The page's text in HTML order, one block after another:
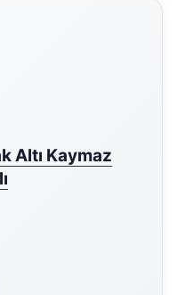
Altı Kaymaz